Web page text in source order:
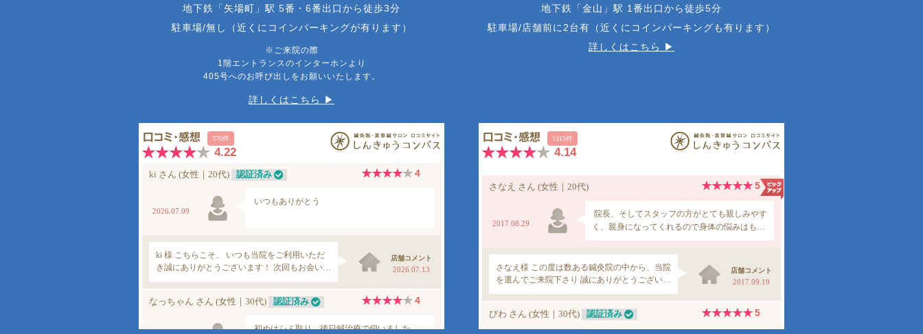
地下鉄「矢場町」駅 5番・6番出口から徒歩3分
駐車場/無し（近くにコインパーキングが有ります）
※ご来院の際
1階エントランスのインターホンより
405号へのお呼び出しをお願いいたします。
詳しくはこちら ▶︎
地下鉄「金山」駅 1番出口から徒歩5分
駐車場/店舗前に2台有（近くにコインパーキングも有ります）
詳しくはこちら ▶︎